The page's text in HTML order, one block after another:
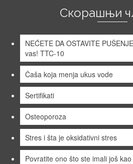
Скорашњи
NEĆETE DA OSTAVITE
vas! TTC-10
Čaša koja menja ukus vode
Sertifikati
Osteoporoza
Stres i šta je oksidativni stres
Povratite ono što ste imali još